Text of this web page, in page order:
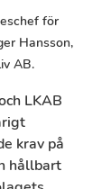
för
Hansson,
AB.
LKAB
krav på
hållbart